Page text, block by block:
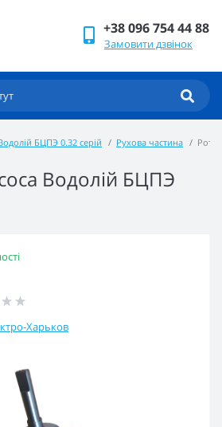
+38 096 754 44 88
Замовити дзвінок
БЦПЭ 0.32 серій Рухова частина
Водолій БЦПЭ
Харьков